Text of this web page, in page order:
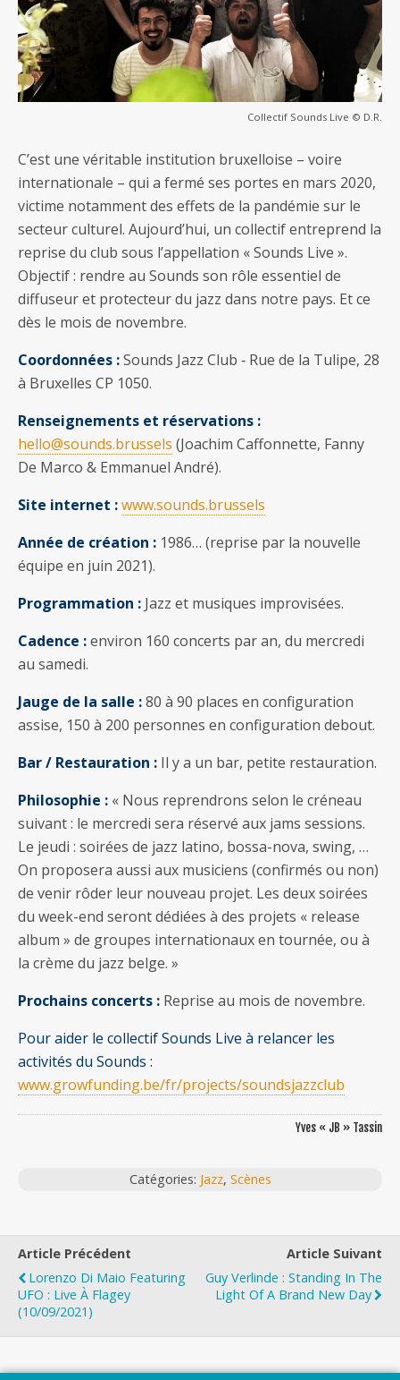
Collectif Sounds Live © D.R.
C’est une véritable institution bruxelloise – voire
internationale – qui a fermé ses portes en mars 2020,
victime notamment des effets de la pandémie sur le
secteur culturel. Aujourd’hui, un collectif entreprend la
reprise du club sous l’appellation « Sounds Live ».
Objectif : rendre au Sounds son rôle essentiel de
diffuseur et protecteur du jazz dans notre pays. Et ce
dès le mois de novembre.
Coordonnées :Sounds Jazz Club ‐ Rue de la Tulipe, 28
à Bruxelles CP 1050.
Renseignements et réservations :
hello@sounds.brussels (Joachim Caffonnette, Fanny
De Marco & Emmanuel André).
Site internet :www.sounds.brussels
Année de création : 1986… (reprise par la nouvelle
équipe en juin 2021).
Programmation : Jazz et musiques improvisées.
Cadence :environ 160 concerts par an, du mercredi
au samedi.
Jauge de la salle :80 à 90 places en configuration
assise, 150 à 200 personnes en configuration debout.
Bar / Restauration : Il y a un bar, petite restauration.
Philosophie : « Nous reprendrons selon le créneau
suivant : le mercredi sera réservé aux jams sessions.
Le jeudi : soirées de jazz latino, bossa-nova, swing, …
On proposera aussi aux musiciens (confirmés ou non)
de venir rôder leur nouveau projet. Les deux soirées
du week-end seront dédiées à des projets « release
album » de groupes internationaux en tournée, ou à
la crème du jazz belge. »
Prochains concerts : Reprise au mois de novembre.
Pour aider le collectif Sounds Live à relancer les
activités du Sounds :
www.growfunding.be/fr/projects/soundsjazzclub
Yves « JB » Tassin
Catégories: Jazz, Scènes
Article Précédent
Lorenzo Di Maio Featuring
UFO : Live À Flagey
(10/09/2021)
Article Suivant
Guy Verlinde : Standing In The
Light Of A Brand New Day